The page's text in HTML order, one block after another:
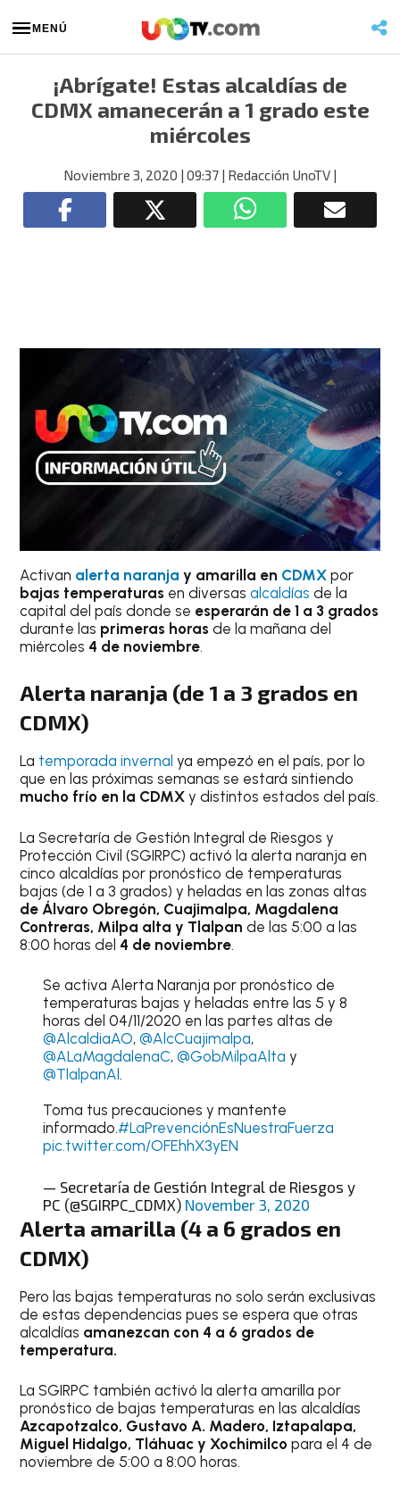
MENÚ
¡Abrígate! Estas alcaldías de
CDMX amanecerán a 1 grado este
miércoles
Noviembre 3, 2020 | 09:37 | Redacción UnoTV |
Activan alerta naranja y amarilla en CDMX por
bajas temperaturas en diversas alcaldías de la
capital del país donde se esperarán de 1 a 3 grados
durante las primeras horas de la mañana del
miércoles 4 de noviembre.
Alerta naranja (de 1 a 3 grados en
CDMX)
La temporada invernalya empezó en el país, por lo
que en las próximas semanas se estará sintiendo
mucho frío en la CDMX y distintos estados del país.
La Secretaría de Gestión Integral de Riesgos y
Protección Civil (SGIRPC) activó la alerta naranja en
cinco alcaldías por pronóstico de temperaturas
bajas (de 1 a 3 grados) y heladas en las zonas altas
de Álvaro Obregón, Cuajimalpa, Magdalena
Contreras, Milpa alta y Tlalpan de las 5:00 a las
8:00 horas del 4 de noviembre.
Se activa Alerta Naranja por pronóstico de
temperaturas bajas y heladas entre las 5 y 8
horas del 04/11/2020 en las partes altas de
@AlcaldiaAO, @AlcCuajimalpa,
@ALaMagdalenaC, @GobMilpaAlta y
@TlalpanAl .
Toma tus precauciones y mantente
informado.#LaPrevenciónEsNuestraFuerza
pic.twitter.com/OFEhhX3yEN
— Secretaría de Gestión Integral de Riesgos y
PC (@SGIRPC_CDMX) November 3, 2020
Alerta amarilla (4 a 6 grados en
CDMX)
Pero las bajas temperaturas no solo serán exclusivas
de estas dependencias pues se espera que otras
alcaldías amanezcan con 4 a 6 grados de
temperatura.
La SGIRPC también activó la alerta amarilla por
pronóstico de bajas temperaturas en las alcaldías
Azcapotzalco, Gustavo A. Madero, Iztapalapa,
Miguel Hidalgo, Tláhuac y Xochimilco para el 4 de
noviembre de 5:00 a 8:00 horas.